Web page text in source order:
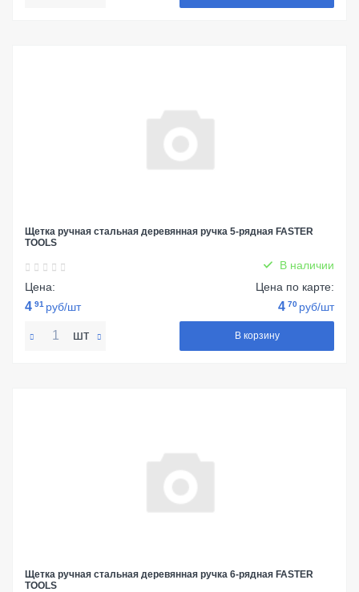
Щетка ручная стальная деревянная ручка 5-рядная FASTER
TOOLS
В наличии
Цена:
4 91 руб/шт
Цена по карте:
4 70 руб/шт
шт В корзину
Щетка ручная стальная деревянная ручка 6-рядная FASTER
TOOLS